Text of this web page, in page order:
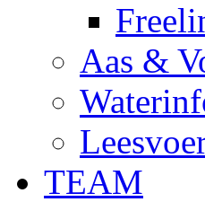
Aas &
TEAM